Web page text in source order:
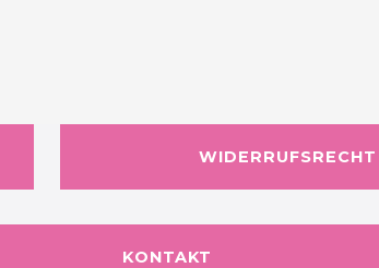
WIDERRUFSRECHT
KONTAKT